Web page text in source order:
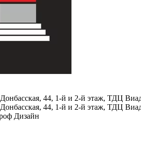
44, 1-й и 2-й этаж, ТДЦ
44, 1-й и 2-й этаж, ТДЦ